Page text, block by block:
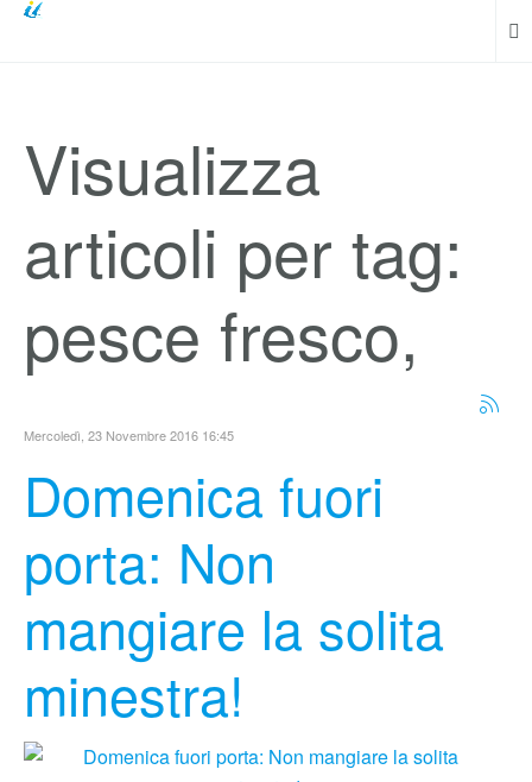
Visualizza
articoli per tag:
pesce fresco,
Mercoledì, 23 Novembre 2016 16:45
Domenica fuori
porta: Non
mangiare la solita
minestra!